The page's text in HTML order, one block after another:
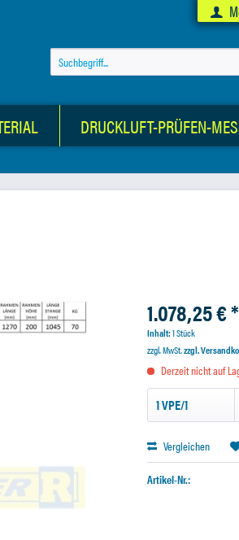
DRUCKLUFT-PRÜFEN-
1.078,25 € *
Inhalt:1 Stück
zzgl. MwSt.zzgl.
Derzeit nicht auf
Vergleichen
Artikel-Nr.: